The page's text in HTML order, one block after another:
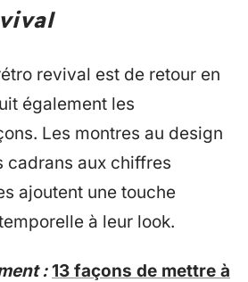
revival est de retour en
également les
Les montres au design
cadrans aux chiffres
ajoutent une touche
à leur look.
: 13 façons de mettre à